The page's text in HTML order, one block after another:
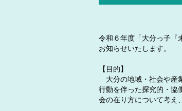
令和６年度「大分っ子『
お知らせいたします。
【目的】
大分の地域・社会や産
行動を伴った探究的・協
会の在り方について考え